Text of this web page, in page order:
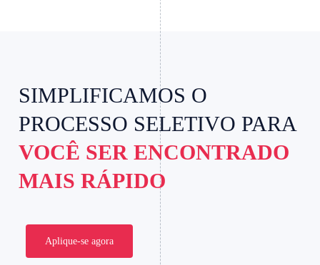
SIMPLIFICAMOS O
PROCESSO SELETIVO PARA
VOCÊ SER ENCONTRADO
MAIS RÁPIDO
Aplique-se agora